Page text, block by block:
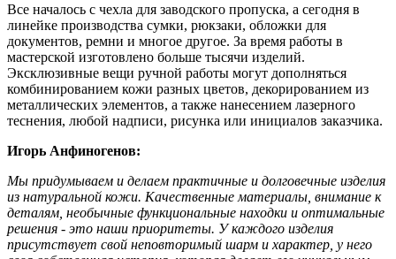
Все началось с чехла для заводского пропуска, а сегодня в
линейке производства сумки, рюкзаки, обложки для
документов, ремни и многое другое. За время работы в
мастерской изготовлено больше тысячи изделий.
Эксклюзивные вещи ручной работы могут дополняться
комбинированием кожи разных цветов, декорированием из
металлических элементов, а также нанесением лазерного
теснения, любой надписи, рисунка или инициалов заказчика.
Игорь Анфиногенов:
Мы придумываем и делаем практичные и долговечные изделия
из натуральной кожи. Качественные материалы, внимание к
деталям, необычные функциональные находки и оптимальные
решения - это наши приоритеты. У каждого изделия
присутствует свой неповторимый шарм и характер, у него